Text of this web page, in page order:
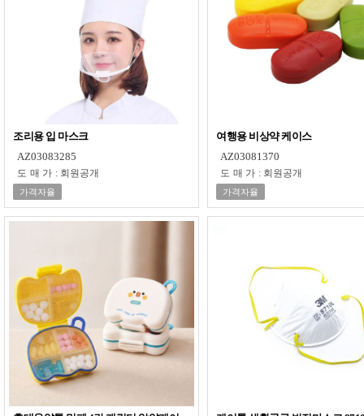
조리용 입 마스크
AZ03083285
도매가 : 회원공개
가격자율
여행용 비상약 케이스
AZ03081370
도매가 : 회원공개
가격자율